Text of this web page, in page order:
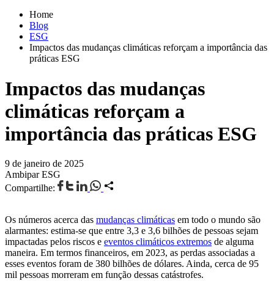
Home
Blog
ESG
Impactos das mudanças climáticas reforçam a importância das
práticas ESG
Impactos das mudanças
climáticas reforçam a
importância das práticas ESG
9 de janeiro de 2025
Ambipar ESG
Compartilhe:
Os números acerca das mudanças climáticas em todo o mundo são
alarmantes: estima-se que entre 3,3 e 3,6 bilhões de pessoas sejam
impactadas pelos riscos e eventos climáticos extremos de alguma
maneira. Em termos financeiros, em 2023, as perdas associadas a
esses eventos foram de 380 bilhões de dólares. Ainda, cerca de 95
mil pessoas morreram em função dessas catástrofes.